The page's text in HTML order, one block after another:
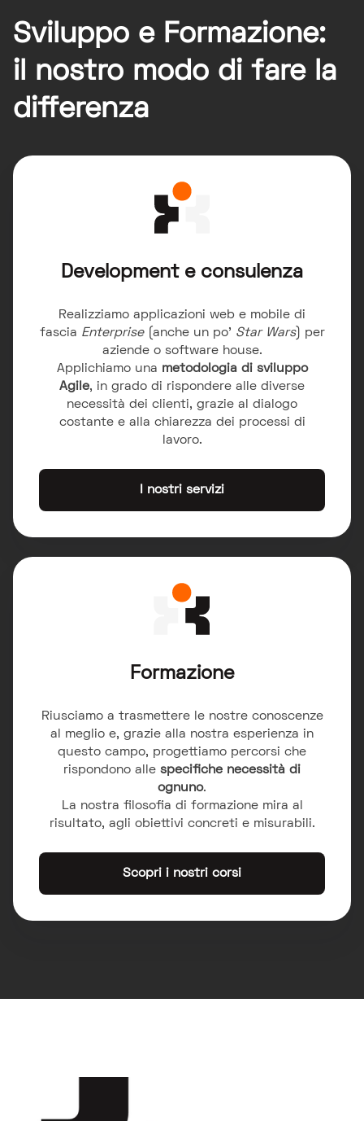
Sviluppo e Formazione:
il nostro modo di fare la
differenza
Development e consulenza
Realizziamo applicazioni web e mobile di
fascia Enterprise(anche un po' Star Wars) per
aziende o software house.
Applichiamo una metodologia di sviluppo
Agile, in grado di rispondere alle diverse
necessità dei clienti, grazie al dialogo
costante e alla chiarezza dei processi di
lavoro.
I nostri servizi
Formazione
Riusciamo a trasmettere le nostre conoscenze
al meglio e, grazie alla nostra esperienza in
questo campo, progettiamo percorsi che
rispondono alle specifiche necessità di
ognuno.
La nostra filosofia di formazione mira al
risultato, agli obiettivi concreti e misurabili.
Scopri i nostri corsi